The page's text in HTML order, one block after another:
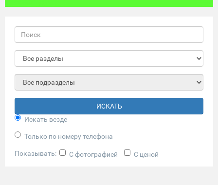
ИСКАТЬ
Искать везде
Только по номеру телефона
Показывать: С фотографией С ценой